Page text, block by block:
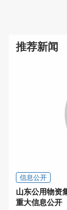
推荐新闻
信息公开
山东公用物资
重大信息公开